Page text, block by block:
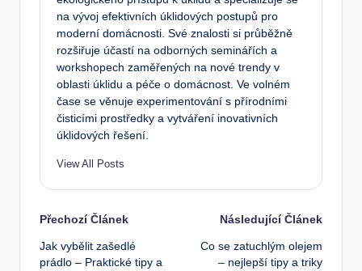
na vývoj efektivních úklidových postupů pro
moderní domácnosti. Své znalosti si průběžně
rozšiřuje účastí na odborných seminářích a
workshopech zaměřených na nové trendy v
oblasti úklidu a péče o domácnost. Ve volném
čase se věnuje experimentování s přírodními
čisticími prostředky a vytváření inovativních
úklidových řešení.
View All Posts
Post
navigation
Přechozí Článek
Jak vybělit zašedlé
prádlo – Praktické tipy a
Následující Článek
Co se zatuchlým olejem
– nejlepší tipy a triky